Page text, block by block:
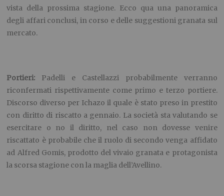
vista della prossima stagione. Ecco qua una panoramica
degli affari conclusi, in corso e delle suggestioni granata sul
mercato.
Portieri: Padelli e Castellazzi probabilmente verranno
riconfermati rispettivamente come primo e terzo portiere.
Discorso diverso per Ichazo il quale è stato preso in prestito
con diritto di riscatto a gennaio. La società sta valutando se
esercitare o no il diritto, nel caso non dovesse venire
riscattato è probabile che il ruolo di secondo venga affidato
ad Alfred Gomis, prodotto del vivaio granata e protagonista
la scorsa stagione con la maglia dell’Avellino.